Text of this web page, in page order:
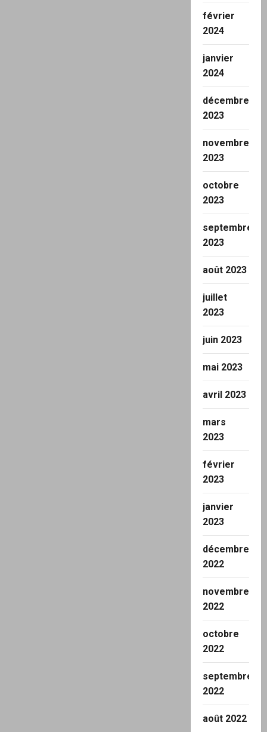
février
2024
janvier
2024
décembre
2023
novembre
2023
octobre
2023
septembre
2023
août 2023
juillet
2023
juin 2023
mai 2023
avril 2023
mars
2023
février
2023
janvier
2023
décembre
2022
novembre
2022
octobre
2022
septembre
2022
août 2022